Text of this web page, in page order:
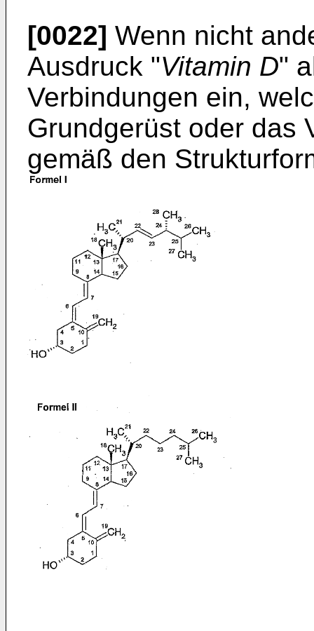
[0022] Wenn nicht
Ausdruck "Vitamin D"
Verbindungen ein,
Grundgerüst oder das
gemäß den